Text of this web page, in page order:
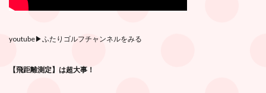
youtube▶︎ふたりゴルフチャンネルをみる
【飛距離測定】は超大事！